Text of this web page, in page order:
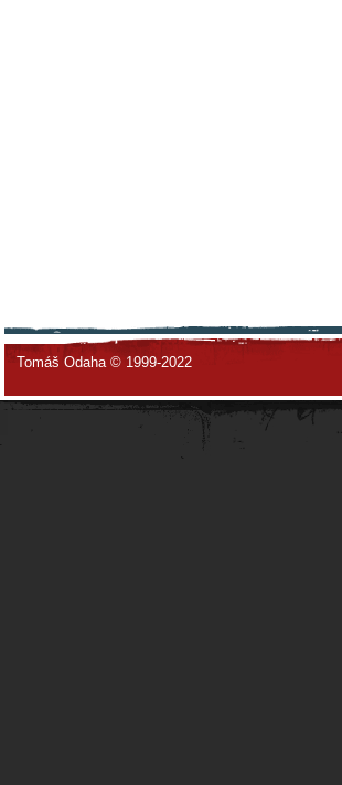
Tomáš Odaha © 1999-2022